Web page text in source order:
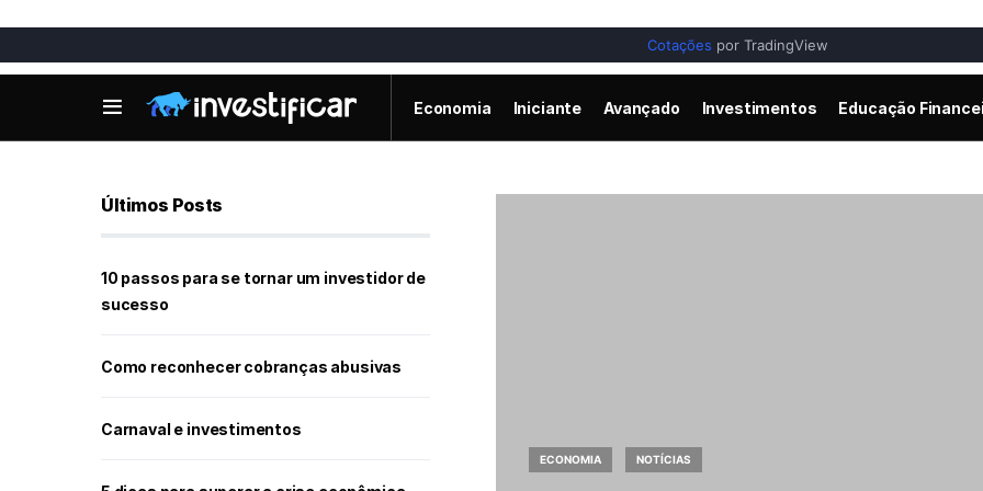
Cotações por TradingView
Economia Iniciante Avançado Investimentos Educação
ECONOMIA NOTÍCIAS
Últimos Posts
10 passos para se tornar um investidor de
sucesso
Como reconhecer cobranças abusivas
Carnaval e investimentos